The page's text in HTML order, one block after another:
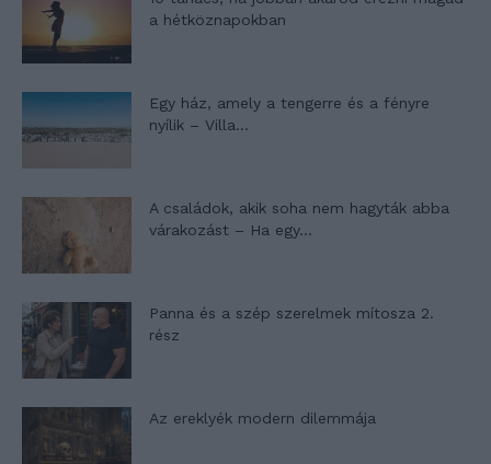
a hétköznapokban
Egy ház, amely a tengerre és a fényre
nyílik – Villa...
A családok, akik soha nem hagyták abba
várakozást – Ha egy...
Panna és a szép szerelmek mítosza 2.
rész
Az ereklyék modern dilemmája